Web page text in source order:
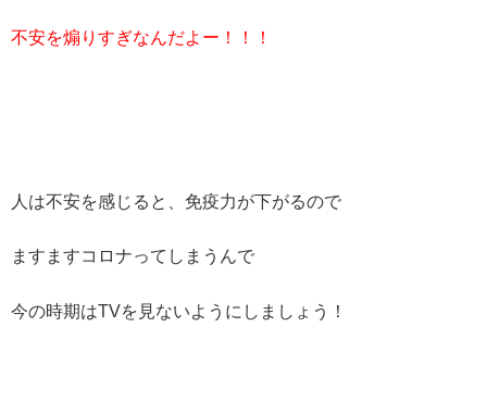
不安を煽りすぎなんだよー！！！
人は不安を感じると、免疫力が下がるので
ますますコロナってしまうんで
今の時期はTVを見ないようにしましょう！